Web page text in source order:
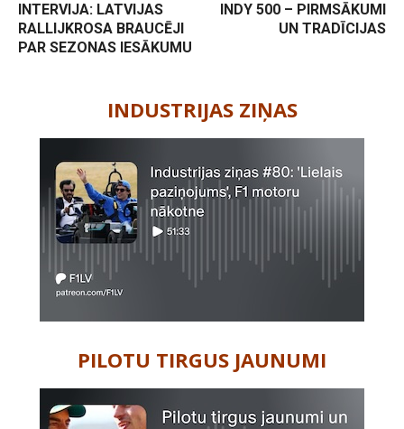
INTERVIJA: LATVIJAS
RALLIJKROSA BRAUCĒJI
PAR SEZONAS IESĀKUMU
INDY 500 – PIRMSĀKUMI
UN TRADĪCIJAS
INDUSTRIJAS ZIŅAS
PILOTU TIRGUS JAUNUMI